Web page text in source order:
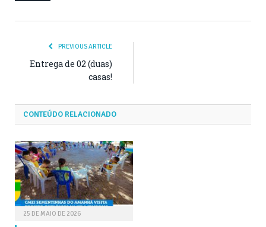
PREVIOUS ARTICLE
Entrega de 02 (duas)
casas!
CONTEÚDO RELACIONADO
25 DE MAIO DE 2026